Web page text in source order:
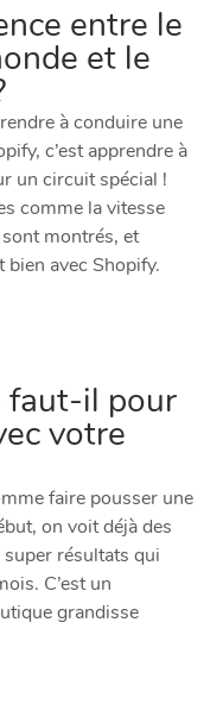
entre le
et le
à conduire une
c’est apprendre à
un circuit spécial !
comme la vitesse
montrés, et
avec Shopify.
faut-il pour
votre
faire pousser une
on voit déjà des
résultats qui
C’est un
grandisse